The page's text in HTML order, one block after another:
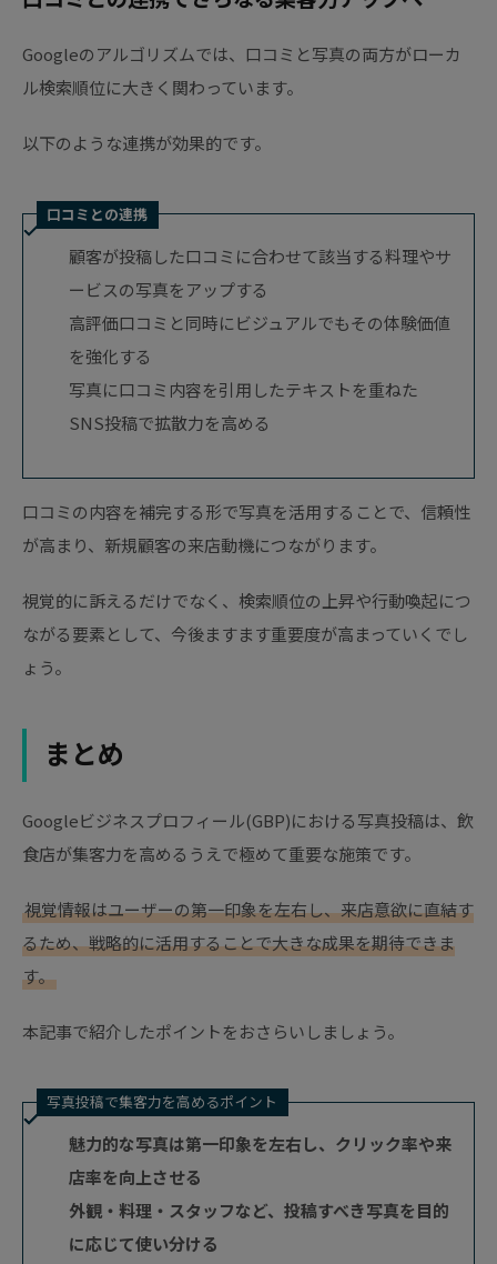
Googleのアルゴリズムでは、口コミと写真の両方がローカ
ル検索順位に大きく関わっています。
以下のような連携が効果的です。
口コミとの連携
顧客が投稿した口コミに合わせて該当する料理やサ
ービスの写真をアップする
高評価口コミと同時にビジュアルでもその体験価値
を強化する
写真に口コミ内容を引用したテキストを重ねた
SNS投稿で拡散力を高める
口コミの内容を補完する形で写真を活用することで、信頼性
が高まり、新規顧客の来店動機につながります。
視覚的に訴えるだけでなく、検索順位の上昇や行動喚起につ
ながる要素として、今後ますます重要度が高まっていくでし
ょう。
まとめ
Googleビジネスプロフィール(GBP)における写真投稿は、飲
食店が集客力を高めるうえで極めて重要な施策です。
視覚情報はユーザーの第一印象を左右し、来店意欲に直結す
るため、戦略的に活用することで大きな成果を期待できま
す。
本記事で紹介したポイントをおさらいしましょう。
写真投稿で集客力を高めるポイント
魅力的な写真は第一印象を左右し、クリック率や来
店率を向上させる
外観・料理・スタッフなど、投稿すべき写真を目的
に応じて使い分ける